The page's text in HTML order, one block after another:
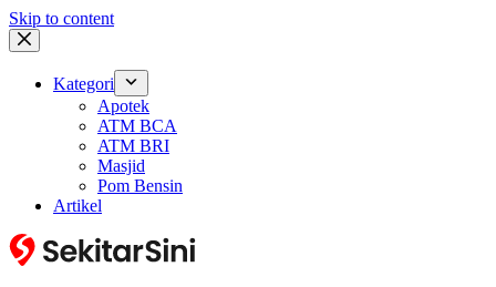
Skip to content
Kategori
Apotek
ATM BCA
ATM BRI
Masjid
Pom Bensin
Artikel